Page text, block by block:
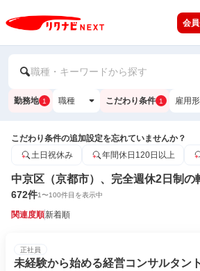
会
職種・キーワードから探す
勤務地 1 職種 こだわり条件 1 雇用
こだわり条件の追加設定を忘れていませんか？
土日祝休み
年間休日120日以上
中京区（京都市）、完全週休2日制の
672件1〜100件目を表示中
関連度順新着順
正社員
未経験から始める経営コンサルタン